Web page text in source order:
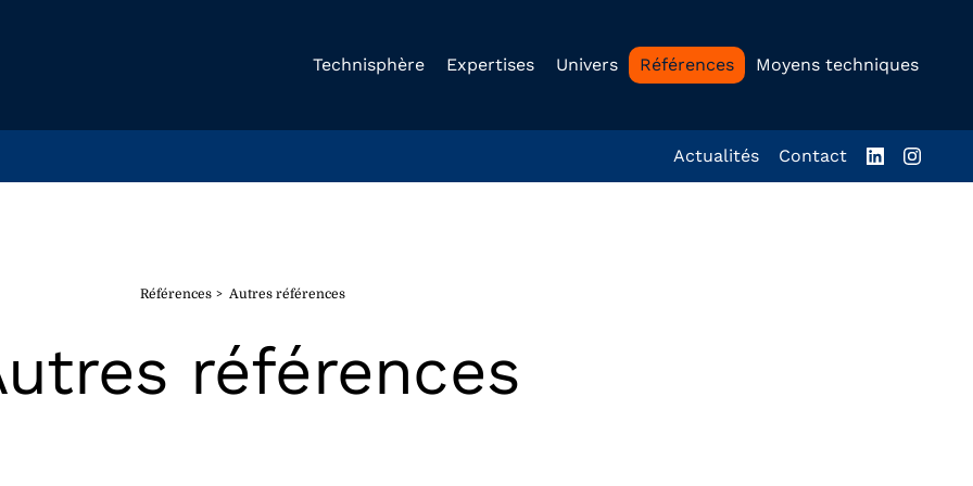
Technisphère Expertises Univers Références Moyens techniques
Actualités Contact
Références Autres références
références